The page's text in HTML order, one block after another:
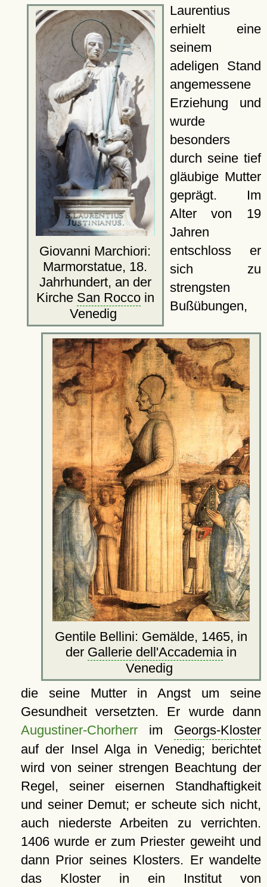
Giovanni Marchiori:
Marmorstatue, 18.
Jahrhundert, an der
Kirche San Roccoin
Venedig
Gentile Bellini: Gemälde, 1465, in
der Gallerie dell'Accademiain
Venedig
Laurentius
erhielt eine
seinem
adeligen Stand
angemessene
Erziehung und
wurde
besonders
durch seine tief
gläubige Mutter
geprägt. Im
Alter von 19
Jahren
entschloss er
sich zu
strengsten
Bußübungen,
die seine Mutter in Angst um seine
Gesundheit versetzten. Er wurde dann
Augustiner-Chorherrim Georgs-Kloster
auf der Insel Alga in Venedig; berichtet
wird von seiner strengen Beachtung der
Regel, seiner eisernen Standhaftigkeit
und seiner Demut; er scheute sich nicht,
auch niederste Arbeiten zu verrichten.
1406 wurde er zum Priester geweiht und
dann Prior seines Klosters. Er wandelte
das Kloster in ein Institut von